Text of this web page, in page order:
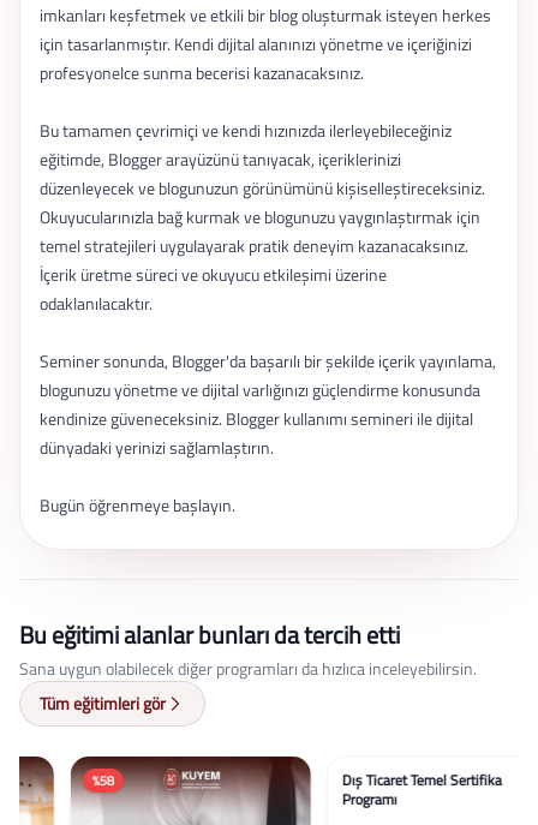
imkanları keşfetmek ve etkili bir blog oluşturmak isteyen herkes
için tasarlanmıştır. Kendi dijital alanınızı yönetme ve içeriğinizi
profesyonelce sunma becerisi kazanacaksınız.
Bu tamamen çevrimiçi ve kendi hızınızda ilerleyebileceğiniz
eğitimde, Blogger arayüzünü tanıyacak, içeriklerinizi
düzenleyecek ve blogunuzun görünümünü kişiselleştireceksiniz.
Okuyucularınızla bağ kurmak ve blogunuzu yaygınlaştırmak için
temel stratejileri uygulayarak pratik deneyim kazanacaksınız.
İçerik üretme süreci ve okuyucu etkileşimi üzerine
odaklanılacaktır.
Seminer sonunda, Blogger'da başarılı bir şekilde içerik yayınlama,
blogunuzu yönetme ve dijital varlığınızı güçlendirme konusunda
kendinize güveneceksiniz. Blogger kullanımı semineri ile dijital
dünyadaki yerinizi sağlamlaştırın.
Bugün öğrenmeye başlayın.
Bu eğitimi alanlar bunları da tercih etti
Sana uygun olabilecek diğer programları da hızlıca inceleyebilirsin.
Tüm eğitimleri gör
%58 %58